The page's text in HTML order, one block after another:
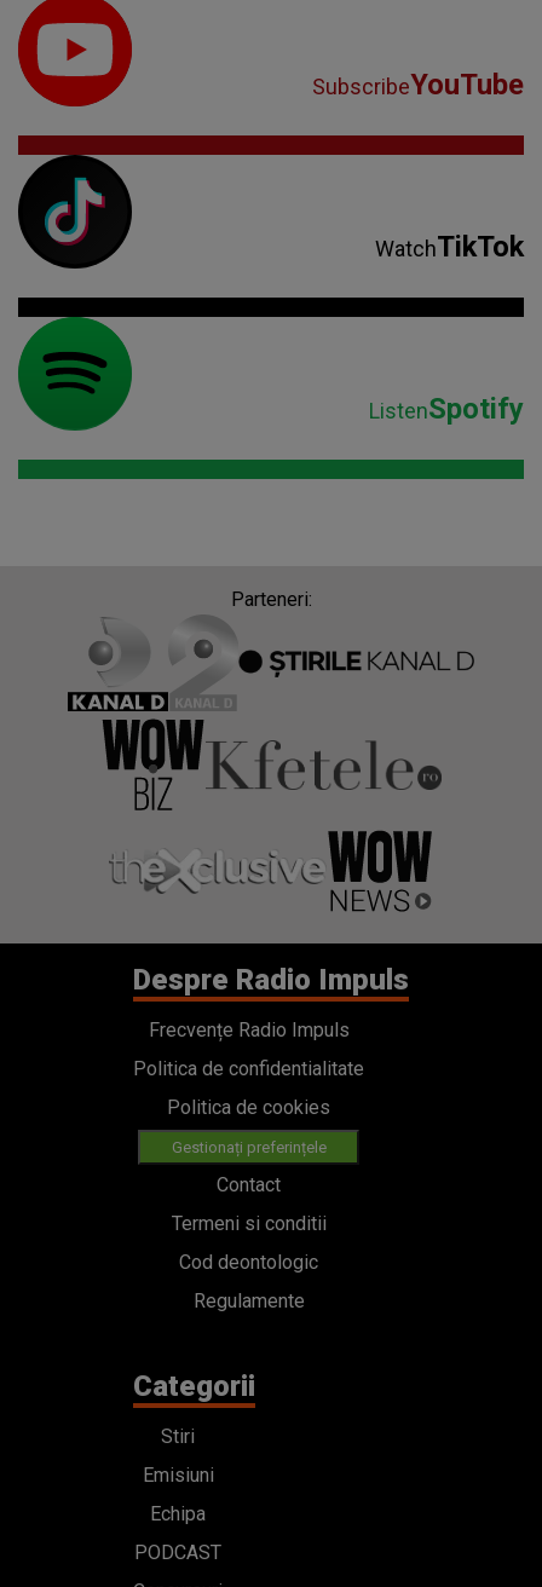
SubscribeYouTube
WatchTikTok
ListenSpotify
Parteneri:
Despre Radio Impuls
Frecvențe Radio Impuls
Politica de confidentialitate
Politica de cookies
Gestionați preferințele
Contact
Termeni si conditii
Cod deontologic
Regulamente
Categorii
Stiri
Emisiuni
Echipa
PODCAST